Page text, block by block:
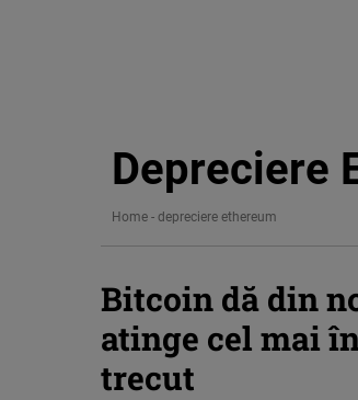
Depreciere
Home - depreciere ethereum
Bitcoin dă din
atinge cel mai
trecut